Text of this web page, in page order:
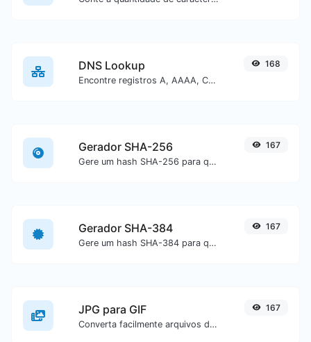
DNS Lookup
Encontre registros A, AAAA, CNAME, MX, NS, TXT, SOA de um host.
168
Gerador SHA-256
Gere um hash SHA-256 para qualquer entrada de texto.
167
Gerador SHA-384
Gere um hash SHA-384 para qualquer entrada de texto.
167
JPG para GIF
Converta facilmente arquivos de imagem JPG para GIF.
167